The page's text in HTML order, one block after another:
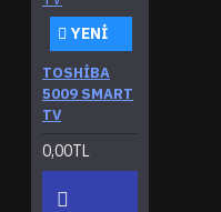
YENI
TOSHIBA
5009 SMART
TV
0,00TL